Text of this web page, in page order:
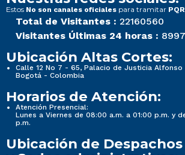
Estos No son canales oficiales para tramitar
Total de Visitantes : 22160560
Visitantes Últimas 24 horas :
Ubicación Altas Cortes:
Calle 12 No 7 - 65, Palacio de Justicia Alfonso
Bogotá - Colombia
Horarios de Atención:
Atención Presencial:
Lunes a Viernes de 08:00 a.m. a 01:00 p.m. y
p.m.
Ubicación de